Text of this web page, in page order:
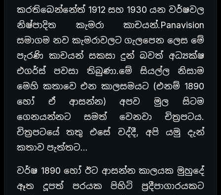
කරතිබෙන්නේත් 1912 සහ 1930 යන වර්ෂවල
නිෂ්පාදිත කැමරා කාචයන්.Panavision
සමාගම නව කැමරාවලට ගැලපෙන ලෙස මේ
පැරණි කාචයන් සකසා දුන් බවත් අධ්‍යක්ෂ
එගර්ස් පවසා තිබුණා.මේ සියල්ල නිසාම
මෙහි කතාවෙ එන කාලසමයට (එනම් 1890
හෝ ඒ ආසන්න) අපව මුල සිටම
ගෙනයන්නට සමත් වෙනවා චිත්‍රපටය.
චිත්‍රපටයේ තතු එසේ වද්දී, අපි යමු දැන්
කතාව පැත්තට…
වර්ෂ 1890 හෝ ඊට ආසන්න කාලයක මුහුදේ
ඈත දූපත් පරයක පිහිටි ප්‍රදීපාගාරයකට